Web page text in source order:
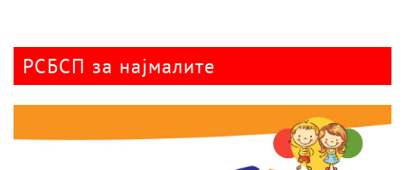
РСБСП за најмалите